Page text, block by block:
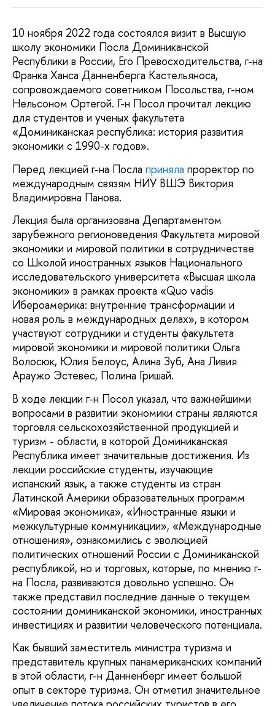
10 ноября 2022 года состоялся визит в Высшую
школу экономики Посла Доминиканской
Республики в России, Его Превосходительства, г-на
Франка Ханса Данненберга Кастельяноса,
сопровождаемого советником Посольства, г-ном
Нельсоном Ортегой. Г-н Посол прочитал лекцию
для студентов и ученых факультета
«Доминиканская республика: история развития
экономики с 1990-х годов».
Перед лекцией г-на Посла приняла проректор по
международным связям НИУ ВШЭ Виктория
Владимировна Панова.
Лекция была организована Департаментом
зарубежного регионоведения Факультета мировой
экономики и мировой политики в сотрудничестве
со Школой иностранных языков Национального
исследовательского университета «Высшая школа
экономики» в рамках проекта «Quo vadis
Ибероамерика: внутренние трансформации и
новая роль в международных делах», в котором
участвуют сотрудники и студенты факультета
мировой экономики и мировой политики Ольга
Волосюк, Юлия Белоус, Алина Зуб, Ана Ливия
Араужо Эстевес, Полина Гришай.
В ходе лекции г-н Посол указал, что важнейшими
вопросами в развитии экономики страны являются
торговля сельскохозяйственной продукцией и
туризм - области, в которой Доминиканская
Республика имеет значительные достижения. Из
лекции российские студенты, изучающие
испанский язык, а также студенты из стран
Латинской Америки образовательных программ
«Мировая экономика», «Иностранные языки и
межкультурные коммуникации», «Международные
отношения», ознакомились с эволюцией
политических отношений России с Доминиканской
республикой, но и торговых, которые, по мнению г-
на Посла, развиваются довольно успешно. Он
также представил последние данные о текущем
состоянии доминиканской экономики, иностранных
инвестициях и развитии человеческого потенциала.
Как бывший заместитель министра туризма и
представитель крупных панамериканских компаний
в этой области, г-н Данненберг имеет большой
опыт в секторе туризма. Он отметил значительное